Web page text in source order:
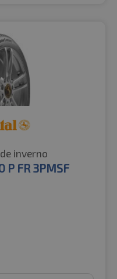
inverno
FR 3PMSF